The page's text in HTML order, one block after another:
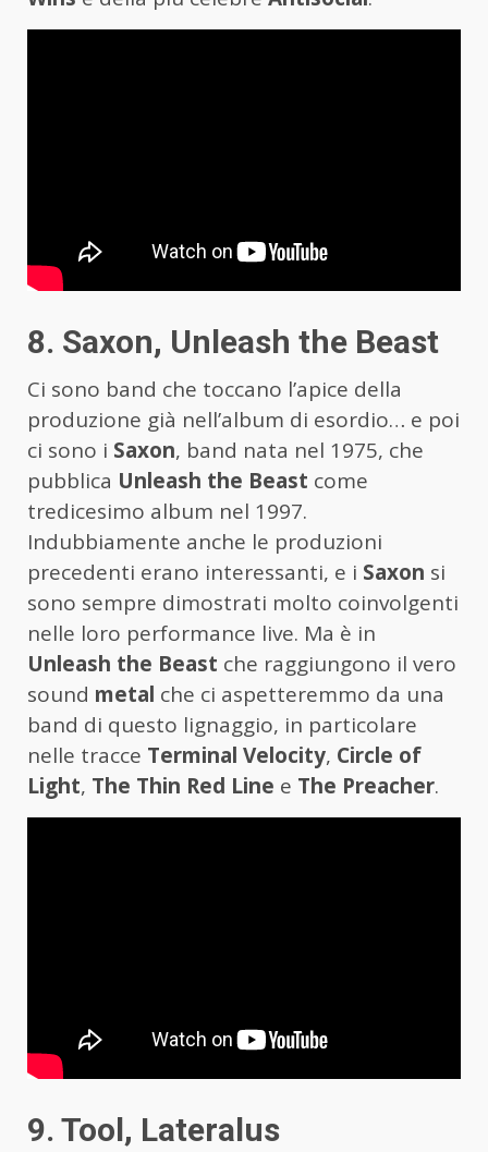
8. Saxon, Unleash the Beast
Ci sono band che toccano l’apice della
produzione già nell’album di esordio… e poi
ci sono i Saxon, band nata nel 1975, che
pubblica Unleash the Beast come
tredicesimo album nel 1997.
Indubbiamente anche le produzioni
precedenti erano interessanti, e i Saxon si
sono sempre dimostrati molto coinvolgenti
nelle loro performance live. Ma è in
Unleash the Beast che raggiungono il vero
sound metal che ci aspetteremmo da una
band di questo lignaggio, in particolare
nelle tracce Terminal Velocity, Circle of
Light, The Thin Red Line e The Preacher.
9. Tool, Lateralus